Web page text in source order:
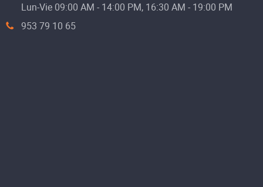
Lun-Vie 09:00 AM - 14:00 PM, 16:30 AM - 19:00 PM
953 79 10 65